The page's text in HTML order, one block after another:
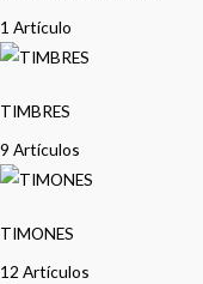
1 Artículo
TIMBRES
9 Artículos
TIMONES
12 Artículos